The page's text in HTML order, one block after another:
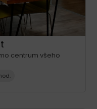
centrum všeho